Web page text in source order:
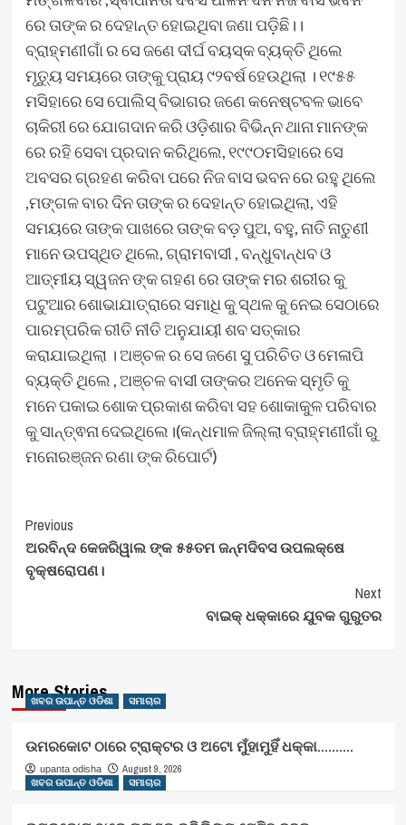
ରେ ତାଙ୍କ ର ଦେହାନ୍ତ ହୋଇଥିବା ଜଣା ପଡ଼ିଛି।।
ବ୍ରାହ୍ମଣୀଗାଁ ର ସେ ଜଣେ ଦୀର୍ଘ ବୟସ୍କ ବ୍ୟକ୍ତି ଥିଲେ
ମୃତ୍ୟୁ ସମୟରେ ତାଙ୍କୁ ପ୍ରାୟ ୯୨ବର୍ଷ ହେଉଥିଲା । ୧୯୫୫
ମସିହାରେ ସେ ପୋଲିସ୍ ବିଭାଗର ଜଣେ କନେଷ୍ଟବଳ ଭାବେ
ଚାକିରୀ ରେ ଯୋଗଦାନ କରି ଓଡ଼ିଶାର ବିଭିନ୍ନ ଥାନା ମାନଙ୍କ
ରେ ରହି ସେବା ପ୍ରଦାନ କରିଥିଲେ, ୧୯୯୦ମସିହାରେ ସେ
ଅବସର ଗ୍ରହଣ କରିବା ପରେ ନିଜ ବାସ ଭବନ ରେ ରହୁ ଥିଲେ
,ମଙ୍ଗଳ ବାର ଦିନ ତାଙ୍କ ର ଦେହାନ୍ତ ହୋଇଥିଲା, ଏହି
ସମୟରେ ତାଙ୍କ ପାଖରେ ତାଙ୍କ ବଡ଼ ପୁଅ, ବହୁ, ନାତି ନାତୁଣୀ
ମାନେ ଉପସ୍ଥିତ ଥିଲେ, ଗ୍ରାମବାସୀ , ବନ୍ଧୁବାନ୍ଧବ ଓ
ଆତ୍ମୀୟ ସ୍ୱଜନ ଙ୍କ ଗହଣ ରେ ତାଙ୍କ ମର ଶରୀର କୁ
ପଟୁଆର ଶୋଭାଯାତ୍ରାରେ ସମାଧି କୁ ସ୍ଥଳ କୁ ନେଇ ସେଠାରେ
ପାରମ୍ପରିକ ରୀତି ନୀତି ଅନୁଯାୟୀ ଶବ ସତ୍କାର
କରାଯାଇଥିଲା । ଅଞ୍ଚଳ ର ସେ ଜଣେ ସୁ ପରିଚିତ ଓ ମେଳାପି
ବ୍ୟକ୍ତି ଥିଲେ , ଅଞ୍ଚଳ ବାସୀ ତାଙ୍କର ଅନେକ ସ୍ମୃତି କୁ
ମନେ ପକାଇ ଶୋକ ପ୍ରକାଶ କରିବା ସହ ଶୋକାକୁଳ ପରିବାର
କୁ ସାନ୍ତ୍ଵନା ଦେଇଥିଲେ।(କନ୍ଧମାଳ ଜିଲ୍ଲା ବ୍ରାହ୍ମଣୀଗାଁ ରୁ
ମନୋରଞ୍ଜନ ରଣା ଙ୍କ ରିପୋର୍ଟ)
Post
Navigation
Previous
ଅରବିନ୍ଦ କେଜରିୱାଲ ଙ୍କ ୫୫ତମ ଜନ୍ମଦିବସ ଉପଲକ୍ଷେ
ବୃକ୍ଷରୋପଣ।
Next
ବାଇକ୍ ଧକ୍କାରେ ଯୁବକ ଗୁରୁତର
More Stories
ଖବର ଉପାନ୍ତ ଓଡିଶା ସମାଚାର
ଉମରକୋଟ ଠାରେ ଟ୍ରାକ୍ଟର ଓ ଅଟୋ ମୁଁହାମୁହିଁ ଧକ୍କା……….
upanta odisha
August 9, 2026
ଖବର ଉପାନ୍ତ ଓଡିଶା
ସମାଚାର